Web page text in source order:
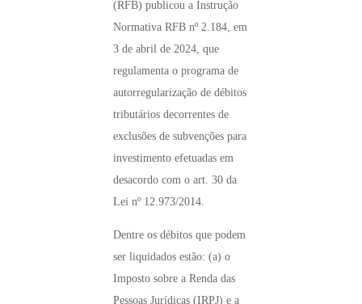
(RFB) publicou a Instrução
Normativa RFB nº 2.184, em
3 de abril de 2024, que
regulamenta o programa de
autorregularização de débitos
tributários decorrentes de
exclusões de subvenções para
investimento efetuadas em
desacordo com o art. 30 da
Lei nº 12.973/2014.
Dentre os débitos que podem
ser liquidados estão: (a) o
Imposto sobre a Renda das
Pessoas Jurídicas (IRPJ) e a